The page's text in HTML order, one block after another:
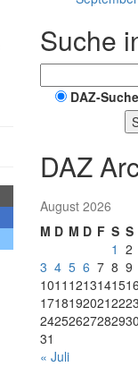
Suche
DAZ-Suche
DAZ
August 2026
M D M D F S S
1 2
3 4 5 6 7 8 9
1011 1213141516
17181920212223
24252627282930
31
« Juli